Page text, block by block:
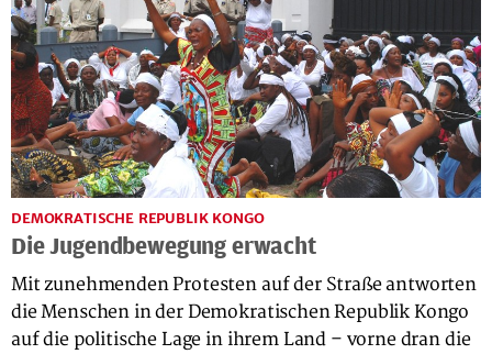
DEMOKRATISCHE REPUBLIK KONGO
Die Jugendbewegung erwacht
Mit zunehmenden Protesten auf der Straße antworten
die Menschen in der Demokratischen Republik Kongo
auf die politische Lage in ihrem Land – vorne dran die